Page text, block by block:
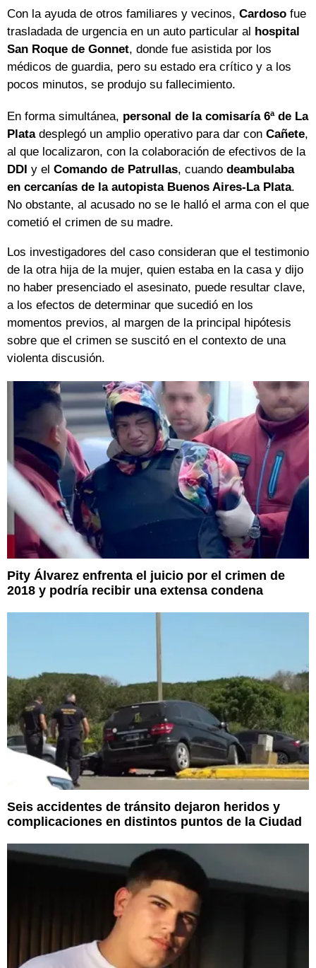
Con la ayuda de otros familiares y vecinos, Cardoso fue
trasladada de urgencia en un auto particular al hospital
San Roque de Gonnet, donde fue asistida por los
médicos de guardia, pero su estado era crítico y a los
pocos minutos, se produjo su fallecimiento.
En forma simultánea, personal de la comisaría 6ª de La
Platadesplegó un amplio operativo para dar con Cañete,
al que localizaron, con la colaboración de efectivos de la
DDI y el Comando de Patrullas, cuando deambulaba
en cercanías de la autopista Buenos Aires-La Plata.
No obstante, al acusado no se le halló el arma con el que
cometió el crimen de su madre.
Los investigadores del caso consideran que el testimonio
de la otra hija de la mujer, quien estaba en la casa y dijo
no haber presenciado el asesinato, puede resultar clave,
a los efectos de determinar que sucedió en los
momentos previos, al margen de la principal hipótesis
sobre que el crimen se suscitó en el contexto de una
violenta discusión.
Pity Álvarez enfrenta el juicio por el crimen de
2018 y podría recibir una extensa condena
Seis accidentes de tránsito dejaron heridos y
complicaciones en distintos puntos de la Ciudad